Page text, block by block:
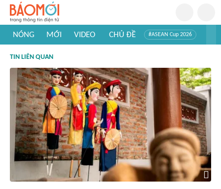
NÓNG MỚI VIDEO CHỦ ĐỀ #ASEAN Cup 2026
#Khám phá thế giới
TIN LIÊN QUAN